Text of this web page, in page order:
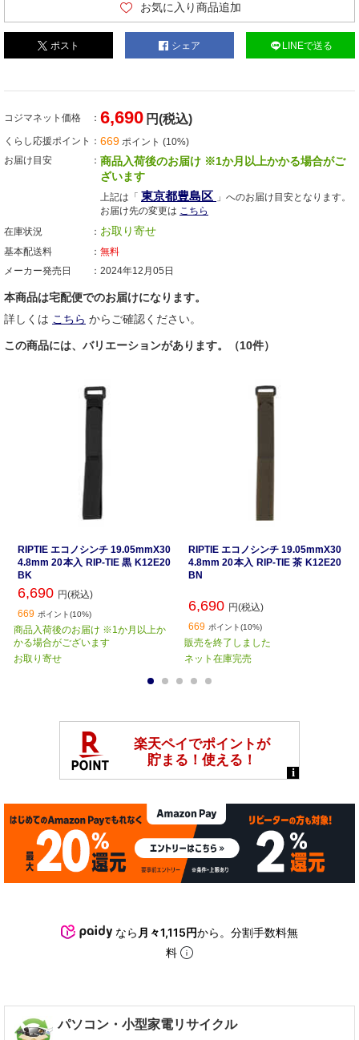
お気に入り商品追加
ポスト シェア LINEで送る
コジマネット価格 6,690 円(税込)
くらし応援ポイント 669 ポイント (10%)
お届け目安
商品入荷後のお届け ※1か月以上かかる場合がご
ざいます
上記は「 東京都豊島区 」へのお届け目安となります。
お届け先の変更は こちら
在庫状況
お取り寄せ
基本配送料
無料
メーカー発売日
2024年12月05日
本商品は宅配便でのお届けになります。
詳しくは こちら からご確認ください。
この商品には、バリエーションがあります。（10件）
RIPTIE エコノシンチ 19.05mmX30
4.8mm 20本入 RIP-TIE 黒 K12E20
BK
6,690 円(税込)
669 ポイント(10%)
商品入荷後のお届け ※1か月以上か
かる場合がございます
お取り寄せ
RIPTIE エコノシンチ 19.05mmX30
4.8mm 20本入 RIP-TIE 茶 K12E20
BN
6,690 円(税込)
669 ポイント(10%)
販売を終了しました
ネット在庫完売
なら 月々1,115円から。分割手数料無
料
パソコン・小型家電リサイクル